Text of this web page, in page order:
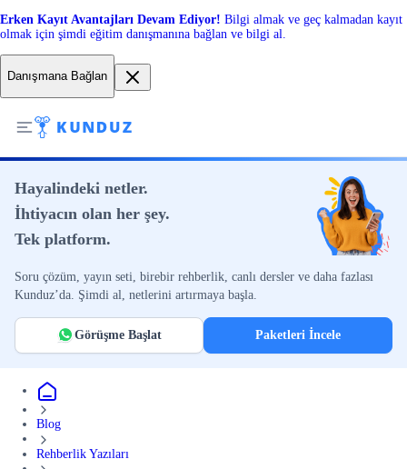
Erken Kayıt Avantajları Devam Ediyor! Bilgi almak ve geç kalmadan kayıt
olmak için şimdi eğitim danışmanına bağlan ve bilgi al.
Danışmana Bağlan
Hayalindeki netler.
İhtiyacın olan her şey.
Tek platform.
Soru çözüm, yayın seti, birebir rehberlik, canlı dersler ve daha fazlası
Kunduz’da. Şimdi al, netlerini artırmaya başla.
Görüşme Başlat Paketleri İncele
Blog
Rehberlik Yazıları